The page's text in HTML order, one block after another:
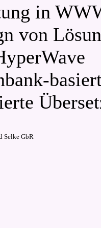
in
von
Selke GbR